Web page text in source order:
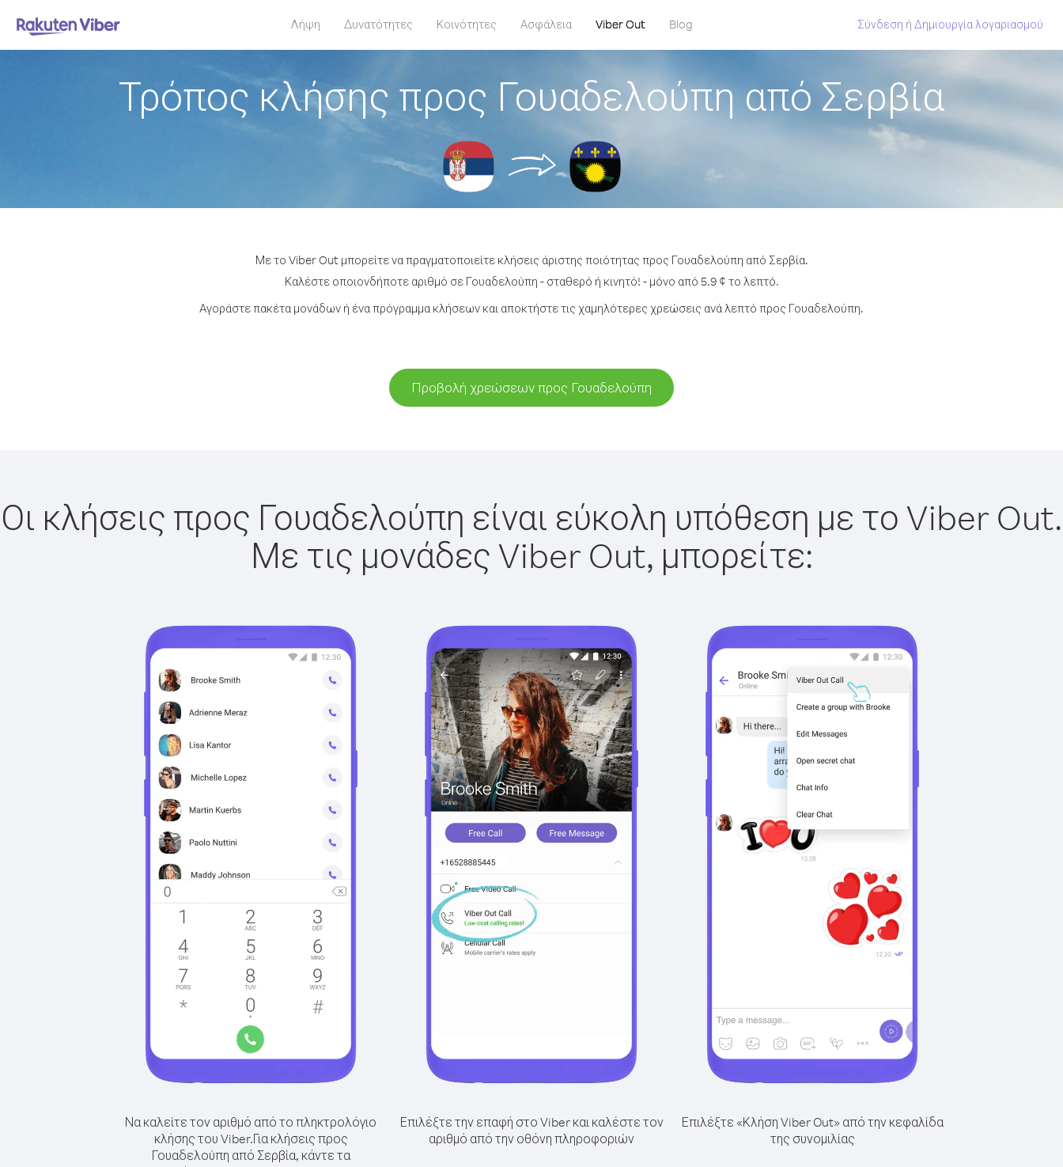
Λήψη Δυνατότητες Κοινότητες Ασφάλεια Viber Out Blog Σύνδεση ή Δημιουργία λογαριασμού
Τρόπος κλήσης προς Γουαδελούπη από Σερβία
Με το Viber Out μπορείτε να πραγματοποιείτε κλήσεις άριστης ποιότητας προς Γουαδελούπη από Σερβία.
Καλέστε οποιονδήποτε αριθμό σε Γουαδελούπη - σταθερό ή κινητό! - μόνο από 5.9 ¢ το λεπτό.
Αγοράστε πακέτα μονάδων ή ένα πρόγραμμα κλήσεων και αποκτήστε τις χαμηλότερες χρεώσεις ανά λεπτό προς Γουαδελούπη.
Προβολή χρεώσεων προς Γουαδελούπη
Οι κλήσεις προς Γουαδελούπη είναι εύκολη υπόθεση με το Viber Out.
Με τις μονάδες Viber Out, μπορείτε:
Να καλείτε τον αριθμό από το πληκτρολόγιο
κλήσης του Viber.Για κλήσεις προς
Γουαδελούπη από Σερβία, κάντε τα
Επιλέξτε την επαφή στο Viber και καλέστε τον
αριθμό από την οθόνη πληροφοριών
Επιλέξτε «Κλήση Viber Out» από την κεφαλίδα
της συνομιλίας